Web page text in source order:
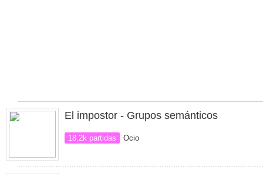
El impostor - Grupos semánticos
18.2k partidas Ocio